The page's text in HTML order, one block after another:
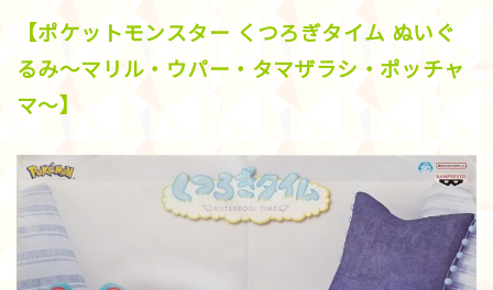
【ポケットモンスター くつろぎタイム ぬいぐ
るみ～マリル・ウパー・タマザラシ・ポッチャ
マ～】